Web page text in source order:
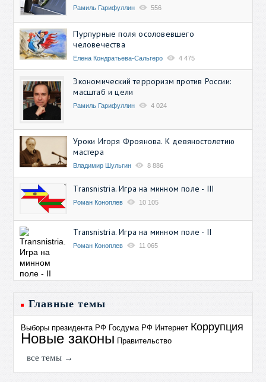
Рамиль Гарифуллин 556
Пурпурные поля осоловевшего
человечества
Елена Кондратьева-Сальгеро 4 475
Экономический терроризм против России:
масштаб и цели
Рамиль Гарифуллин 4 024
Уроки Игоря Фроянова. К девяностолетию
мастера
Владимир Шульгин 8 886
Transnistria. Игра на минном поле - III
Роман Коноплев 10 105
Transnistria. Игра на минном поле - II
Роман Коноплев 11 065
Главные темы
Выборы президента РФ Госдума РФ Интернет Коррупция
Новые законы Правительство
все темы →